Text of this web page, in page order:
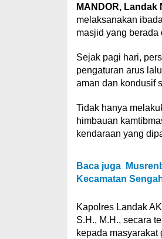
MANDOR, Landak
melaksanakan
masjid yang berada
Sejak pagi hari,
pengaturan arus
aman dan kondusif
Tidak hanya
himbauan
kendaraan yang
Baca juga
Kecamatan
Kapolres Landak
S.H., M.H., secara
kepada